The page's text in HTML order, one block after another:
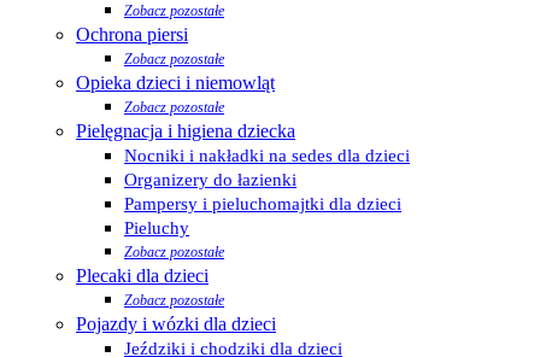
Zobacz pozostałe
Ochrona piersi
Zobacz pozostałe
Opieka dzieci i niemowląt
Zobacz pozostałe
Pielęgnacja i higiena dziecka
Nocniki i nakładki na sedes dla dzieci
Organizery do łazienki
Pampersy i pieluchomajtki dla dzieci
Pieluchy
Zobacz pozostałe
Plecaki dla dzieci
Zobacz pozostałe
Pojazdy i wózki dla dzieci
Jeździki i chodziki dla dzieci